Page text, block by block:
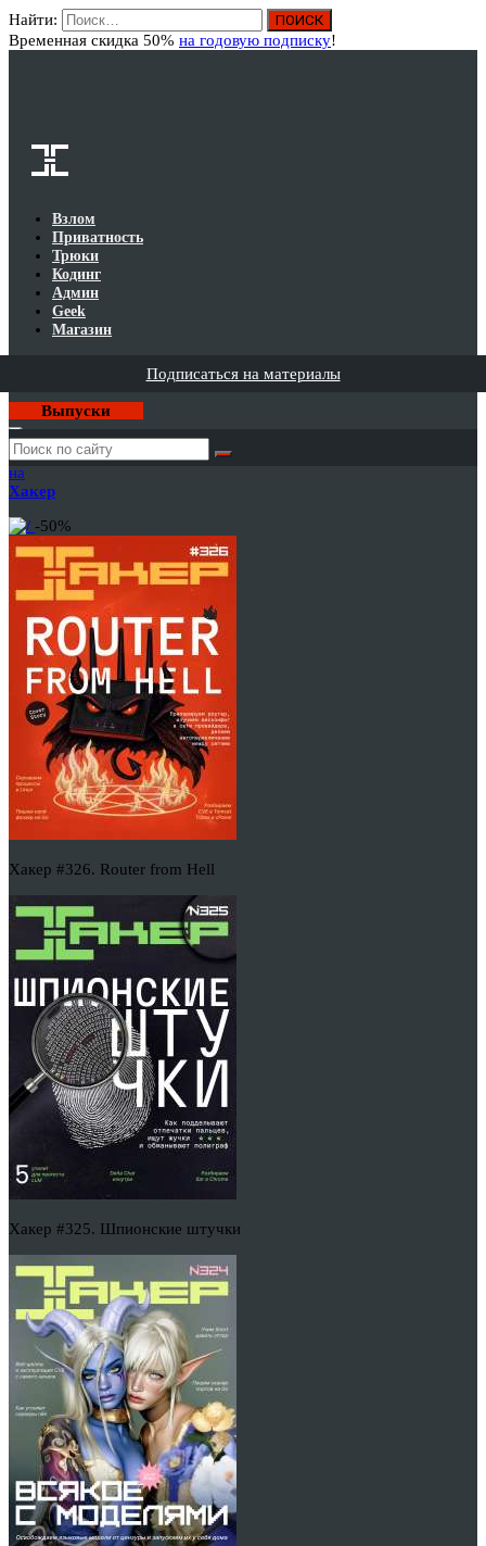
Найти:
Временная скидка 50% на годовую подписку!
Взлом
Приватность
Трюки
Кодинг
Админ
Geek
Магазин
Подписаться на материалы
Выпуски
Годовая
подписка
на
Хакер
-50%
Хакер #326. Router from Hell
Хакер #325. Шпионские штучки